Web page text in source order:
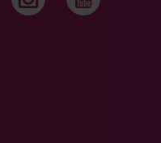
oss på
Följ oss
Följ